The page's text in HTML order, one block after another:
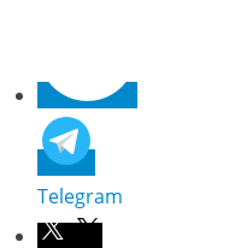
Telegram